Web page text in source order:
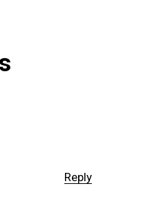
Reply